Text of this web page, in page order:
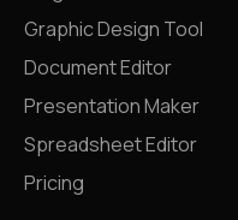
Graphic Design Tool
Document Editor
Presentation Maker
Spreadsheet Editor
Pricing